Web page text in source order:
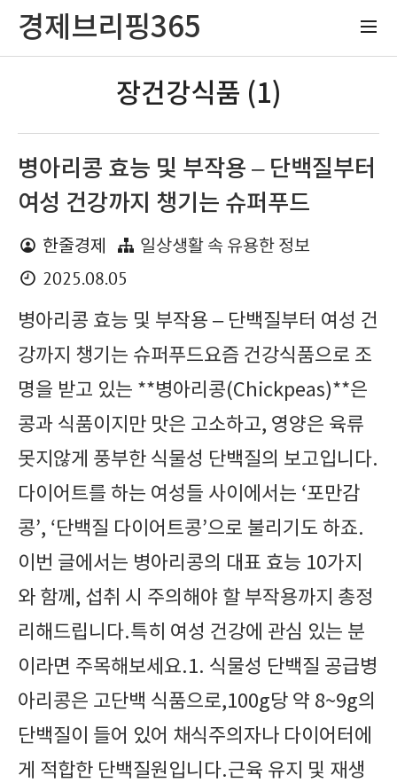
경제브리핑365
장건강식품 (1)
병아리콩 효능 및 부작용 – 단백질부터
여성 건강까지 챙기는 슈퍼푸드
한줄경제 일상생활 속 유용한 정보
2025.08.05
병아리콩 효능 및 부작용 – 단백질부터 여성 건
강까지 챙기는 슈퍼푸드요즘 건강식품으로 조
명을 받고 있는 **병아리콩(Chickpeas)**은
콩과 식품이지만 맛은 고소하고, 영양은 육류
못지않게 풍부한 식물성 단백질의 보고입니다.
다이어트를 하는 여성들 사이에서는 ‘포만감
콩’, ‘단백질 다이어트콩’으로 불리기도 하죠.
이번 글에서는 병아리콩의 대표 효능 10가지
와 함께, 섭취 시 주의해야 할 부작용까지 총정
리해드립니다.특히 여성 건강에 관심 있는 분
이라면 주목해보세요.1. 식물성 단백질 공급병
아리콩은 고단백 식품으로,100g당 약 8~9g의
단백질이 들어 있어 채식주의자나 다이어터에
게 적합한 단백질원입니다.근육 유지 및 재생